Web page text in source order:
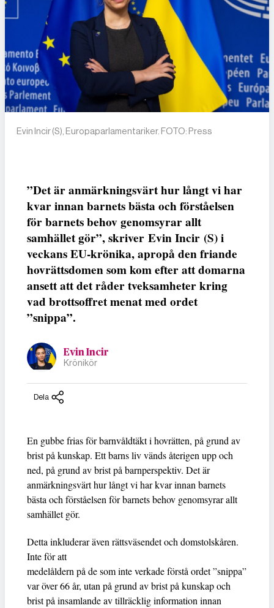
Evin Incir (S), Europaparlamentariker. FOTO: Press
”Det är anmärkningsvärt hur långt vi har
kvar innan barnets bästa och förståelsen
för barnets behov genomsyrar allt
samhället gör”, skriver Evin Incir (S) i
veckans EU-krönika, apropå den friande
hovrättsdomen som kom efter att domarna
ansett att det råder tveksamheter kring
vad brottsoffret menat med ordet
”snippa”.
Evin Incir
Krönikör
Dela
En gubbe frias för barnvåldtäkt i hovrätten, på grund av
brist på kunskap. Ett barns liv vänds återigen upp och
ned, på grund av brist på barnperspektiv. Det är
anmärkningsvärt hur långt vi har kvar innan barnets
bästa och förståelsen för barnets behov genomsyrar allt
samhället gör.
Detta inkluderar även rättsväsendet och domstolskåren.
Inte för att
medelåldern på de som inte verkade förstå ordet ”snippa”
var över 66 år, utan på grund av brist på kunskap och
brist på insamlande av tillräcklig information innan